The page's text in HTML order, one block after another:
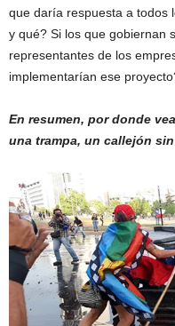
que daría respuesta a
y qué? Si los que gobiernan
representantes de los
implementarían ese
En resumen, por donde
una trampa, un callejón